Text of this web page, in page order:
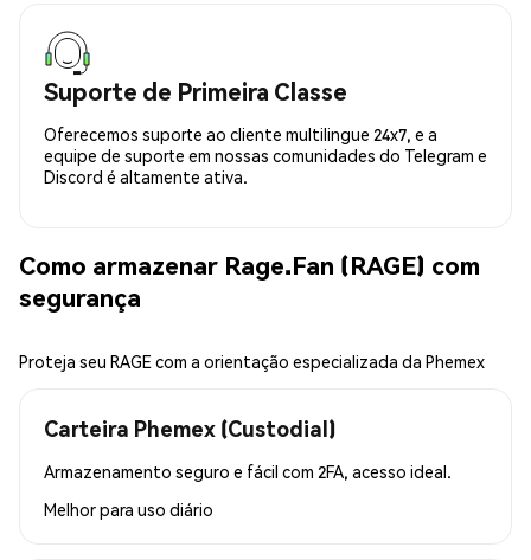
Suporte de Primeira Classe
Oferecemos suporte ao cliente multilingue 24x7, e a
equipe de suporte em nossas comunidades do Telegram e
Discord é altamente ativa.
Como armazenar Rage.Fan (RAGE) com
segurança
Proteja seu RAGE com a orientação especializada da Phemex
Carteira Phemex (Custodial)
Armazenamento seguro e fácil com 2FA, acesso ideal.
Melhor para uso diário